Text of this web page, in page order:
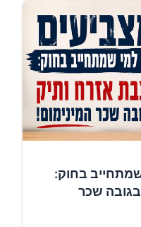
בחוק:
שכר